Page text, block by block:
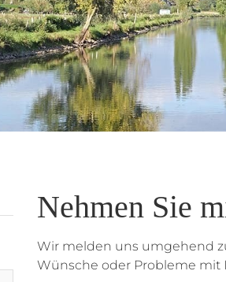
Nehmen Sie
Wir melden uns umgehend
Wünsche oder Probleme mit